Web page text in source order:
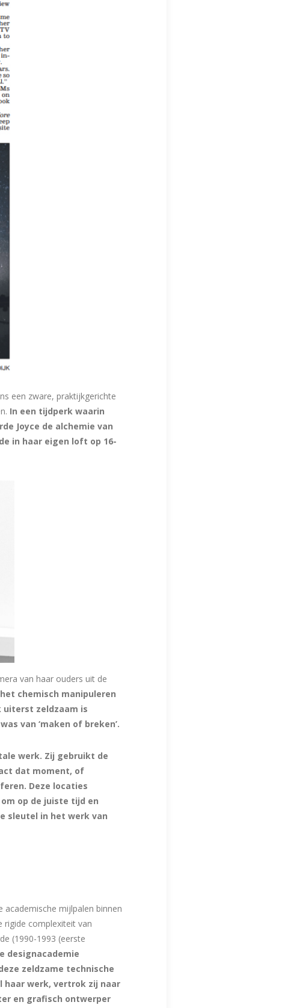
een zware, praktijkgerichte
In een tijdperk waarin
Joyce de alchemie van
in haar eigen loft op 16-
van haar ouders uit de
chemisch manipuleren
uiterst zeldzaam is
van ‘maken of breken’.
werk. Zij gebruikt de
dat moment, of
Deze locaties
op de juiste tijd en
sleutel in het werk van
academische mijlpalen binnen
rigide complexiteit van
(1990-1993 (eerste
designacademie
zeldzame technische
haar werk, vertrok zij naar
en grafisch ontwerper